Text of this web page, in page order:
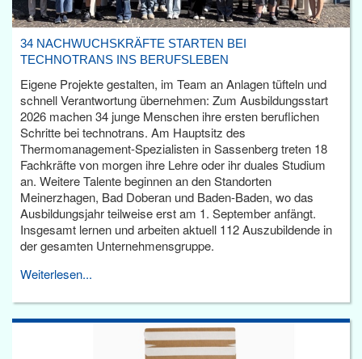
34 NACHWUCHSKRÄFTE STARTEN BEI
TECHNOTRANS INS BERUFSLEBEN
Eigene Projekte gestalten, im Team an Anlagen tüfteln und
schnell Verantwortung übernehmen: Zum Ausbildungsstart
2026 machen 34 junge Menschen ihre ersten beruflichen
Schritte bei technotrans. Am Hauptsitz des
Thermomanagement-Spezialisten in Sassenberg treten 18
Fachkräfte von morgen ihre Lehre oder ihr duales Studium
an. Weitere Talente beginnen an den Standorten
Meinerzhagen, Bad Doberan und Baden-Baden, wo das
Ausbildungsjahr teilweise erst am 1. September anfängt.
Insgesamt lernen und arbeiten aktuell 112 Auszubildende in
der gesamten Unternehmensgruppe.
Weiterlesen...